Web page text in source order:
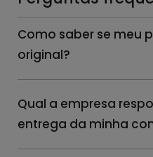
Como saber se meu
original?
Qual a empresa
entrega da minha